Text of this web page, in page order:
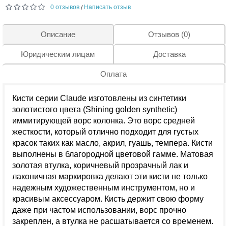
0 отзывов / Написать отзыв
Описание Отзывов (0)
Юридическим лицам Доставка
Оплата
Кисти серии Claude изготовлены из синтетики
золотистого цвета (Shining golden synthetic)
иммитирующей ворс колонка. Это ворс средней
жесткости, который отлично подходит для густых
красок таких как масло, акрил, гуашь, темпера. Кисти
выполнены в благородной цветовой гамме. Матовая
золотая втулка, коричневый прозрачный лак и
лаконичная маркировка делают эти кисти не только
надежным художественным инструментом, но и
красивым аксессуаром. Кисть держит свою форму
даже при частом использовании, ворс прочно
закреплен, а втулка не расшатывается со временем.